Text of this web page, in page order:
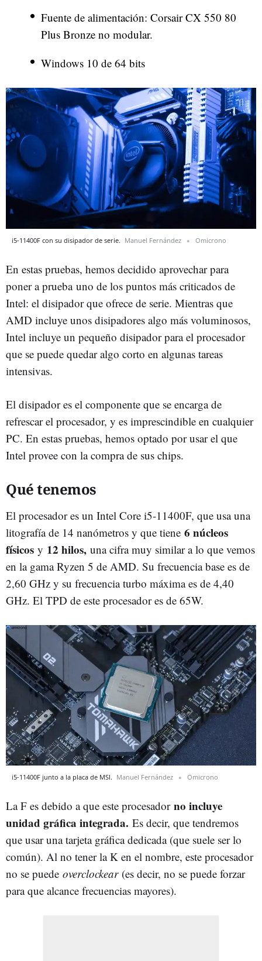
Fuente de alimentación: Corsair CX 550 80
Plus Bronze no modular.
Windows 10 de 64 bits
i5-11400F con su disipador de serie. Manuel Fernández Omicrono
En estas pruebas, hemos decidido aprovechar para
poner a prueba uno de los puntos más criticados de
Intel: el disipador que ofrece de serie. Mientras que
AMD incluye unos disipadores algo más voluminosos,
Intel incluye un pequeño disipador para el procesador
que se puede quedar algo corto en algunas tareas
intensivas.
El disipador es el componente que se encarga de
refrescar el procesador, y es imprescindible en cualquier
PC. En estas pruebas, hemos optado por usar el que
Intel provee con la compra de sus chips.
Qué tenemos
El procesador es un Intel Core i5-11400F, que usa una
litografía de 14 nanómetros y que tiene 6 núcleos
físicos y 12 hilos, una cifra muy similar a lo que vemos
en la gama Ryzen 5 de AMD. Su frecuencia base es de
2,60 GHz y su frecuencia turbo máxima es de 4,40
GHz. El TPD de este procesador es de 65W.
i5-11400F junto a la placa de MSI. Manuel Fernández Omicrono
La F es debido a que este procesador no incluye
unidad gráfica integrada. Es decir, que tendremos
que usar una tarjeta gráfica dedicada (que suele ser lo
común). Al no tener la K en el nombre, este procesador
no se puede overclockear (es decir, no se puede forzar
para que alcance frecuencias mayores).